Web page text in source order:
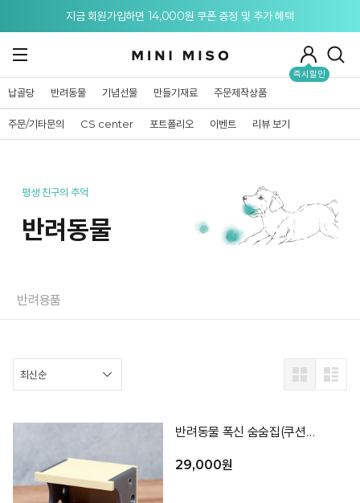
지금 회원가입하면 14,000원 쿠폰 증정 및 추가 혜택
즉시할인
납골당 반려동물 기념선물 만들기재료 주문제작상품
주문/기타문의 CS center 포트폴리오 이벤트 리뷰 보기
평생 친구의 추억
반려동물
반려용품
반려동물 폭신 숨숨집(쿠션포함 색상랜덤)
29,000원